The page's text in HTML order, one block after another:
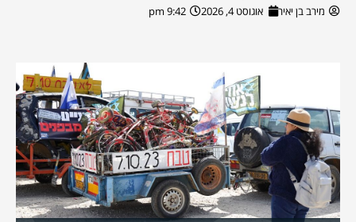
מירב בן יאיר אוגוסט 4, 2026 9:42 pm